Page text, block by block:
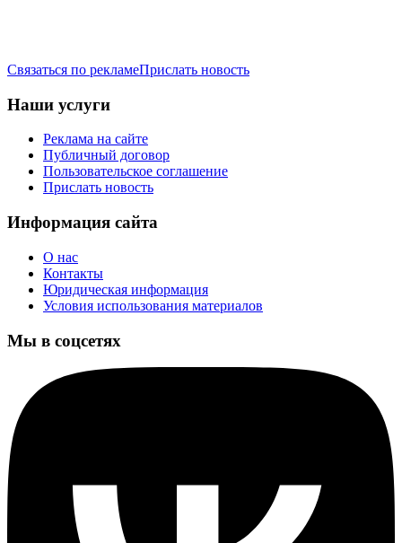
Связаться по рекламеПрислать новость
Наши услуги
Реклама на сайте
Публичный договор
Пользовательское соглашение
Прислать новость
Информация сайта
О нас
Контакты
Юридическая информация
Условия использования материалов
Мы в соцсетях